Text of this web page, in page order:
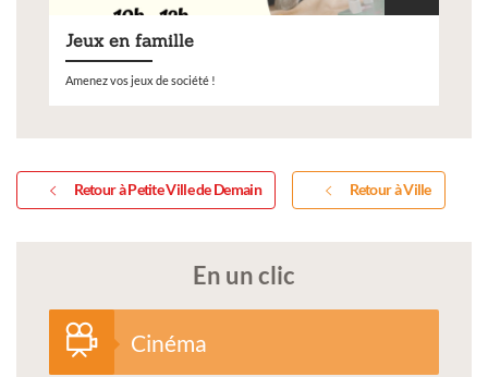
Jeux en famille
Amenez vos jeux de société !
Retour à Petite Ville de Demain Retour à Ville
En un clic
Cinéma